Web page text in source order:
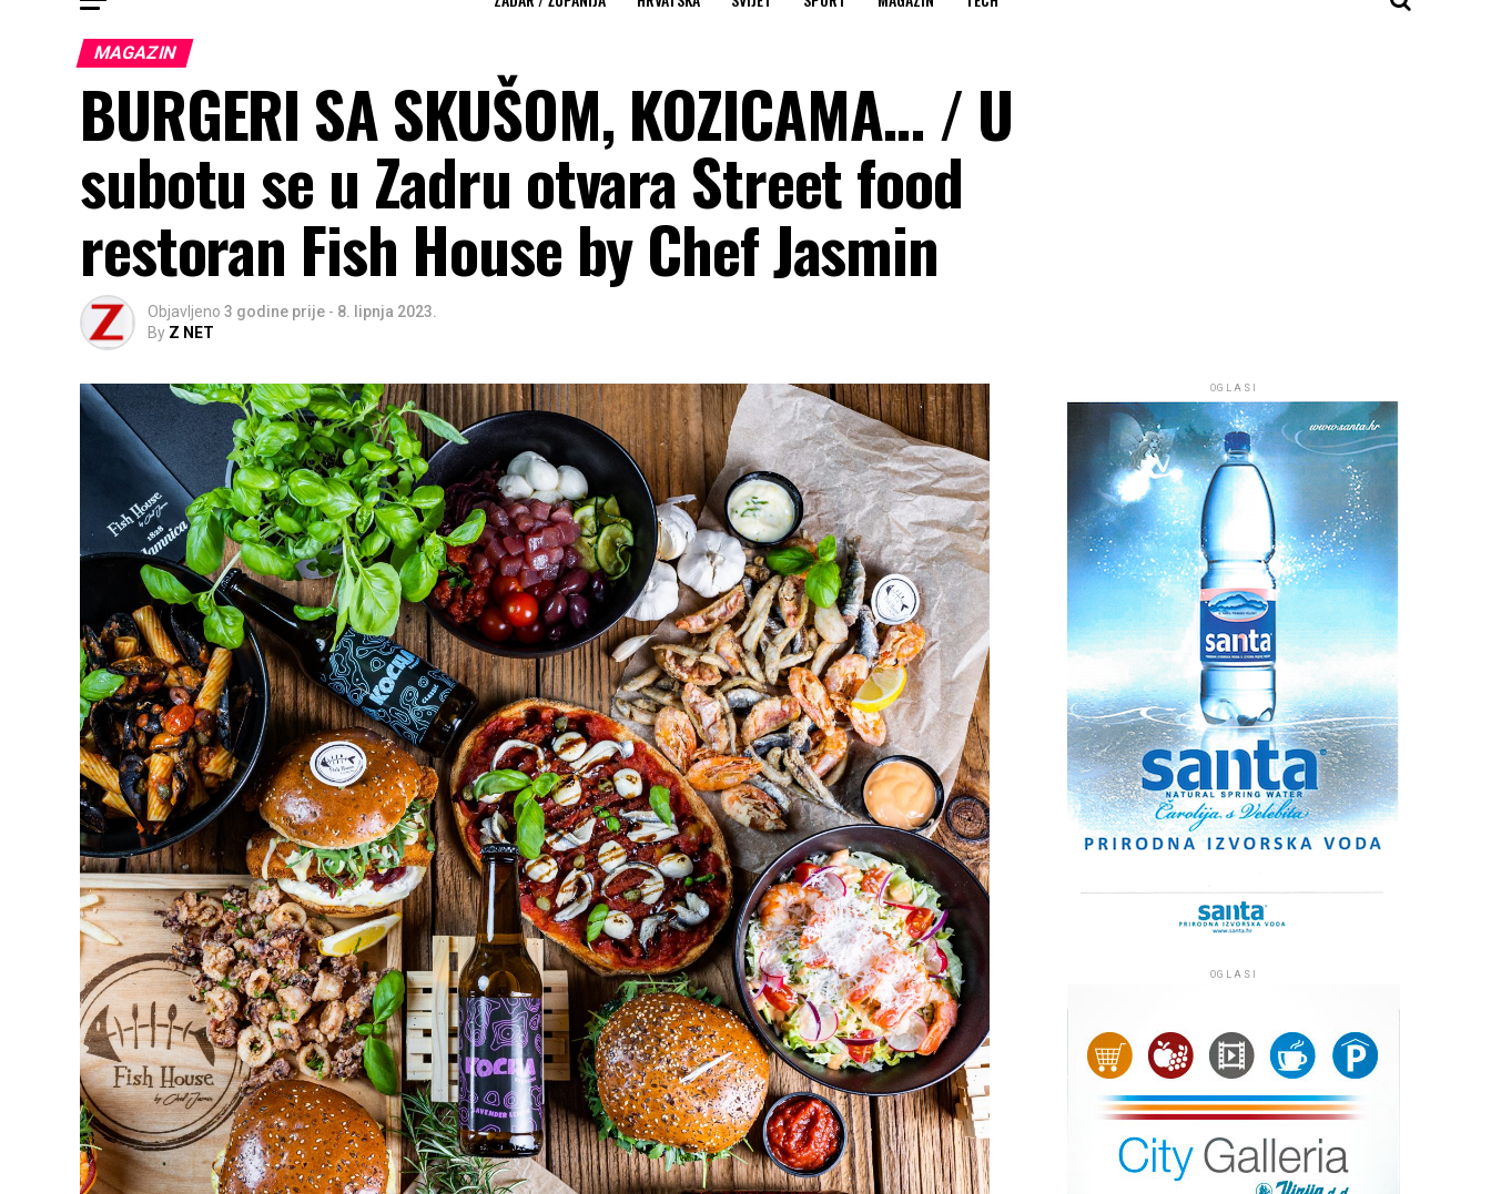
MAGAZIN
BURGERI SA SKUŠOM, KOZICAMA… / U
subotu se u Zadru otvara Street food
restoran Fish House by Chef Jasmin
Objavljeno 3 godine prije - 8. lipnja 2023.
By Z NET
OGLASI
OGLASI